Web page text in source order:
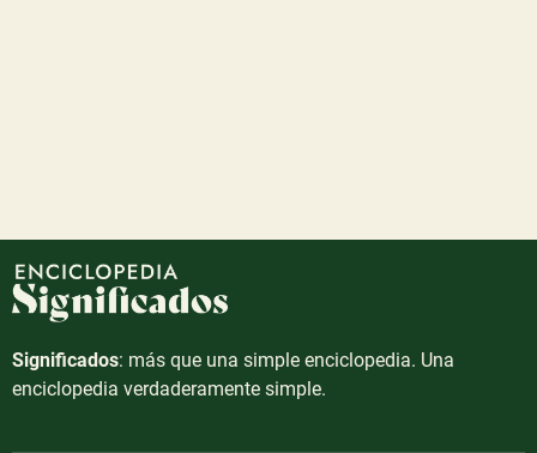
Significados: más que una simple enciclopedia. Una
enciclopedia verdaderamente simple.